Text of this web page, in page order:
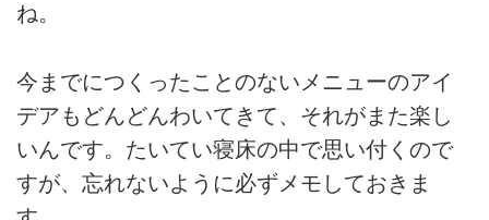
ね。
今までにつくったことのないメニューのアイ
デアもどんどんわいてきて、それがまた楽し
いんです。たいてい寝床の中で思い付くので
すが、忘れないように必ずメモしておきま